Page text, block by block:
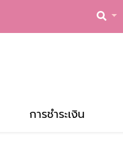
การชำระเงิน